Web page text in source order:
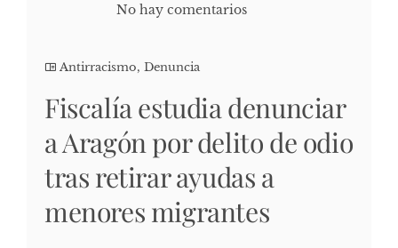
No hay comentarios
Antirracismo, Denuncia
Fiscalía estudia denunciar
a Aragón por delito de odio
tras retirar ayudas a
menores migrantes